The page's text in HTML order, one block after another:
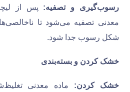
رسوب‌گیری و تصفیه: پس از
معدنی تصفیه می‌شود تا
شکل رسوب جدا شود.
خشک کردن و بسته‌بندی
خشک کردن: ماده معدنی